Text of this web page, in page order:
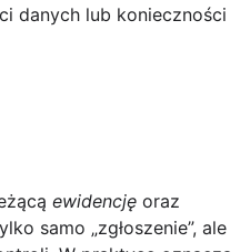
danych lub konieczności
ewidencję oraz
samo „zgłoszenie”, ale